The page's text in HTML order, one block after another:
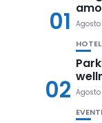
01
02
HOTEL
EVENTI